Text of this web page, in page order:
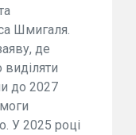
Шмигаля.
де
до 2027
У 2025 році